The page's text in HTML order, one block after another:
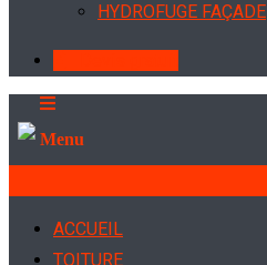
HYDROFUGE FAÇADE
Menu
ACCUEIL
TOITURE